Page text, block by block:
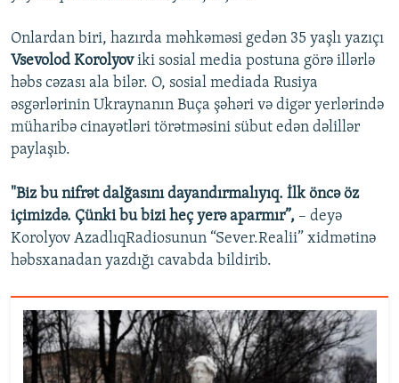
Onlardan biri, hazırda məhkəməsi gedən 35 yaşlı yazıçı
Vsevolod Korolyoviki sosial media postuna görə illərlə
həbs cəzası ala bilər. O, sosial mediada Rusiya
əsgərlərinin Ukraynanın Buça şəhəri və digər yerlərində
müharibə cinayətləri törətməsini sübut edən dəlillər
paylaşıb.
"Biz bu nifrət dalğasını dayandırmalıyıq. İlk öncə öz
içimizdə. Çünki bu bizi heç yerə aparmır”, – deyə
Korolyov AzadlıqRadiosunun “Sever.Realii” xidmətinə
həbsxanadan yazdığı cavabda bildirib.